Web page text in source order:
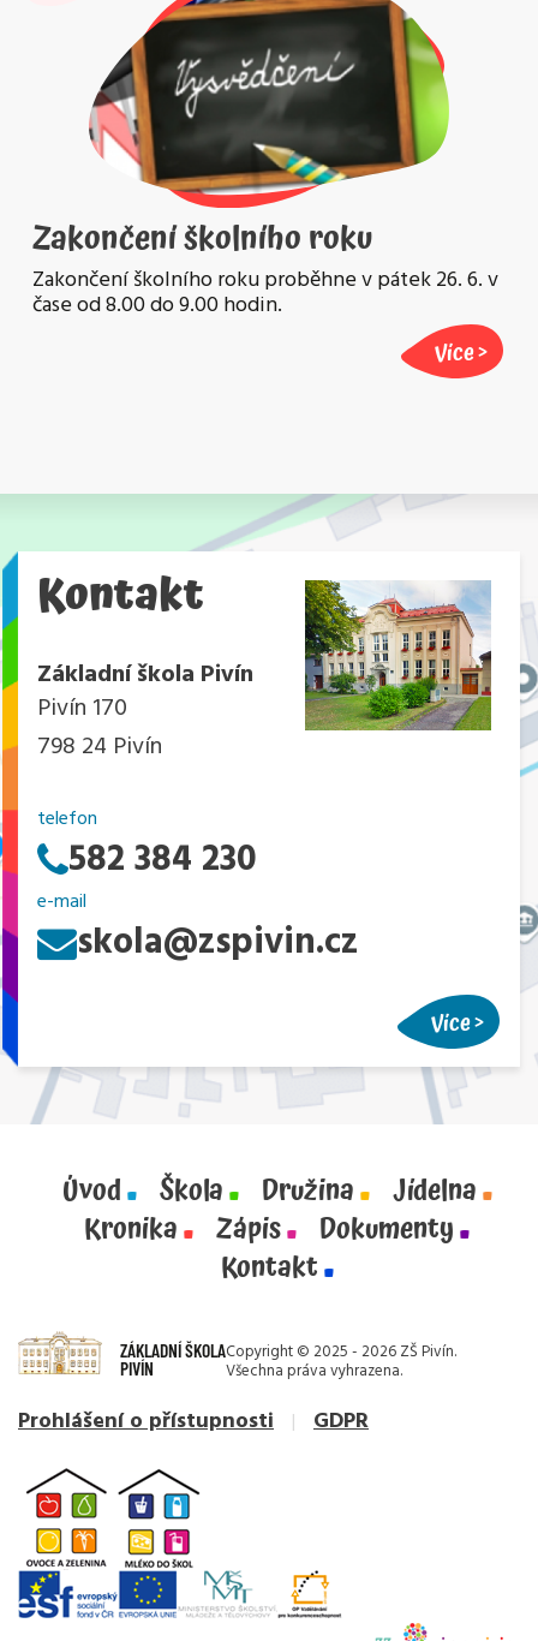
Zakončení školního roku
Zakončení školního roku proběhne v pátek 26. 6. v
čase od 8.00 do 9.00 hodin.
Více
Kontakt
Základní škola Pivín
Pivín 170
798 24 Pivín
telefon
582 384 230
e-mail
skola@zspivin.cz
Více
Úvod Škola Družina
Jídelna
Kronika
Zápis
Dokumenty
Kontakt
ZÁKLADNÍ ŠKOLA
PIVÍN
Copyright © 2025 - 2026 ZŠ Pivín.
Všechna práva vyhrazena.
Prohlášení o přístupnosti GDPR